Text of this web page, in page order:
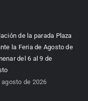
de la parada Plaza
la Feria de Agosto de
del 6 al 9 de
agosto de 2026